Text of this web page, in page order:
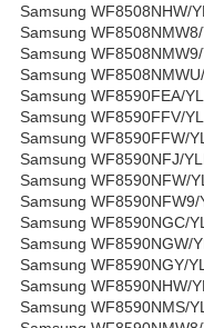
Samsung WF8508NHW/
Samsung
Samsung
Samsung WF8508NMWU/
Samsung WF8590FEA/
Samsung WF8590FFV/
Samsung WF8590FFW/
Samsung WF8590NFJ/
Samsung WF8590NFW/
Samsung WF8590NFW9/
Samsung WF8590NGC/
Samsung WF8590NGW/
Samsung WF8590NGY/
Samsung WF8590NHW/
Samsung WF8590NMS/